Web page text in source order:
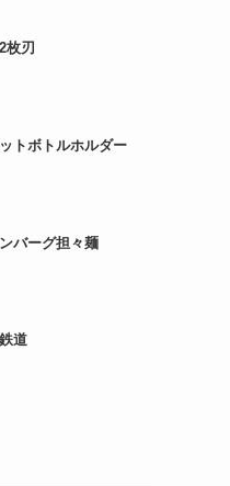
枚刃
トボトルホルダー
バーグ担々麺
道